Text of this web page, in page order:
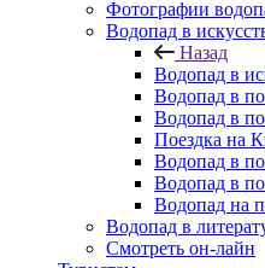
Фотографии
Водопад в
Назад
Водопад в
Водопад в
Водопад в
Поездка на
Водопад в
Водопад в
Водопад на
Водопад в
Смотреть он-лайн